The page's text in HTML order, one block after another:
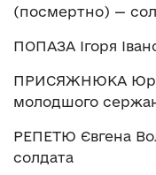
(посмертно) —
ПОПАЗА Ігоря
ПРИСЯЖНЮКА
молодшого
РЕПЕТЮ Євгена
солдата